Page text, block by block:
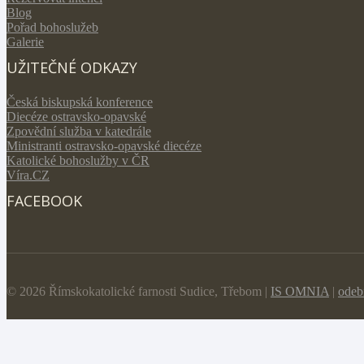
Blog
Pořad bohoslužeb
Galerie
UŽITEČNÉ ODKAZY
Česká biskupská konference
Diecéze ostravsko-opavské
Zpovědní služba v katedrále
Ministranti ostravsko-opavské diecéze
Katolické bohoslužby v ČR
Víra.CZ
FACEBOOK
© 2026 Římskokatolické farnosti Sudice, Třebom | IS OMNIA |